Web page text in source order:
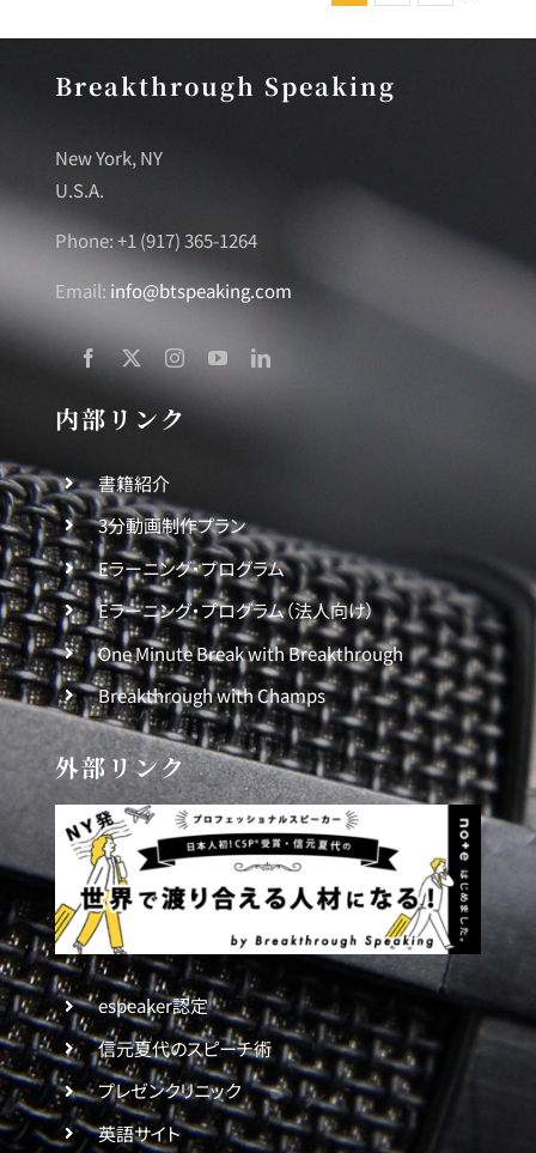
Breakthrough Speaking
New York, NY
U.S.A.
Phone: +1 (917) 365-1264
Email: info@btspeaking.com
内部リンク
書籍紹介
3分動画制作プラン
Eラーニング・プログラム
Eラーニング・プログラム（法人向け）
One Minute Break with Breakthrough
Breakthrough with Champs
外部リンク
espeaker認定
信元夏代のスピーチ術
プレゼンクリニック
英語サイト